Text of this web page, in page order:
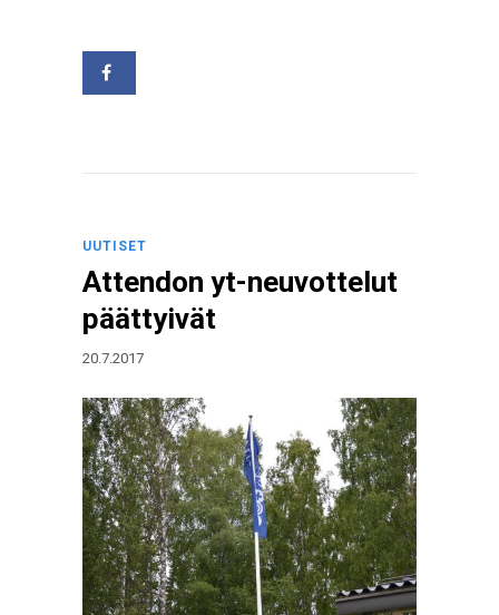
UUTISET
Attendon yt-neuvottelut
päättyivät
20.7.2017